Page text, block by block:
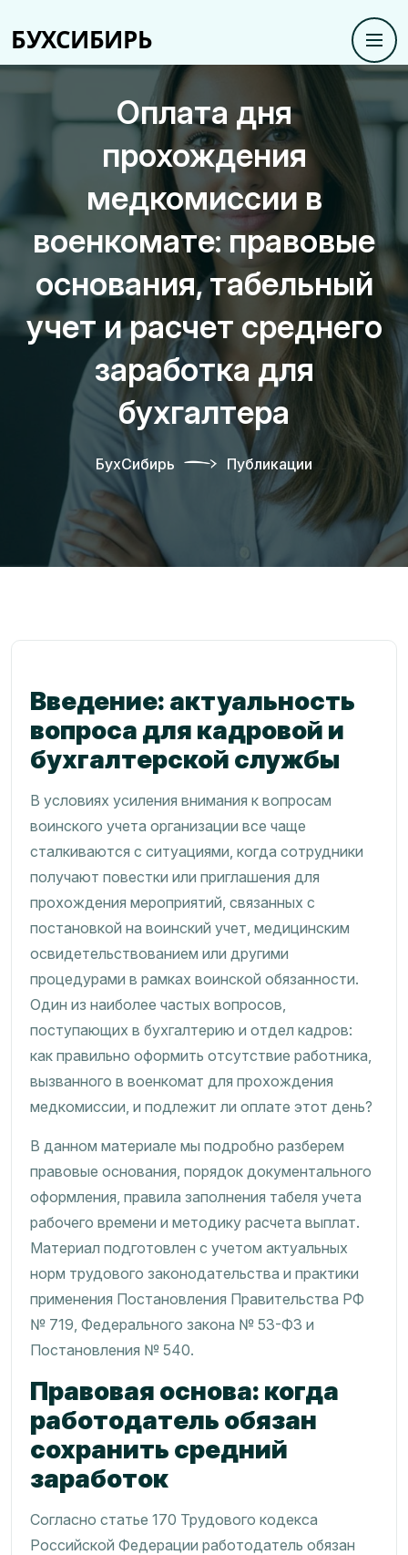
Оплата дня
прохождения
медкомиссии в
военкомате: правовые
основания, табельный
учет и расчет среднего
заработка для
бухгалтера
БухСибирь Публикации
Введение: актуальность
вопроса для кадровой и
бухгалтерской службы
В условиях усиления внимания к вопросам
воинского учета организации все чаще
сталкиваются с ситуациями, когда сотрудники
получают повестки или приглашения для
прохождения мероприятий, связанных с
постановкой на воинский учет, медицинским
освидетельствованием или другими
процедурами в рамках воинской обязанности.
Один из наиболее частых вопросов,
поступающих в бухгалтерию и отдел кадров:
как правильно оформить отсутствие работника,
вызванного в военкомат для прохождения
медкомиссии, и подлежит ли оплате этот день?
В данном материале мы подробно разберем
правовые основания, порядок документального
оформления, правила заполнения табеля учета
рабочего времени и методику расчета выплат.
Материал подготовлен с учетом актуальных
норм трудового законодательства и практики
применения Постановления Правительства РФ
№ 719, Федерального закона № 53-ФЗ и
Постановления № 540.
Правовая основа: когда
работодатель обязан
сохранить средний
заработок
Согласно статье 170 Трудового кодекса
Российской Федерации работодатель обязан